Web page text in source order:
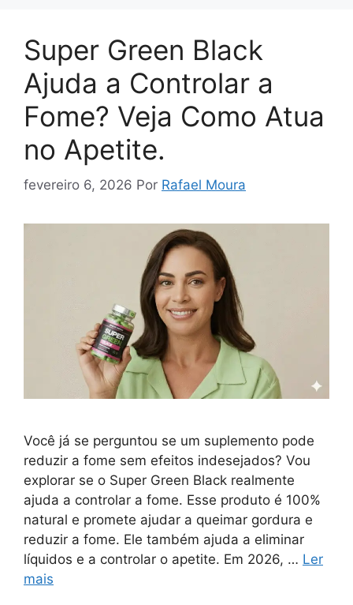
Super Green Black
Ajuda a Controlar a
Fome? Veja Como Atua
no Apetite.
fevereiro 6, 2026 Por Rafael Moura
Você já se perguntou se um suplemento pode
reduzir a fome sem efeitos indesejados? Vou
explorar se o Super Green Black realmente
ajuda a controlar a fome. Esse produto é 100%
natural e promete ajudar a queimar gordura e
reduzir a fome. Ele também ajuda a eliminar
líquidos e a controlar o apetite. Em 2026, … Ler
mais